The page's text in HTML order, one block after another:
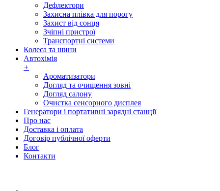
Дефлектори
Захисна плівка для порогу
Захист від сонця
Зчіпні пристрої
Транспортні системи
Колеса та шини
Автохімія
+
Ароматизатори
Догляд та очищення зовні
Догляд салону
Очистка сенсорного дисплея
Генератори і портативні зарядні станції
Про нас
Доставка і оплата
Договір публічної оферти
Блог
Контакти